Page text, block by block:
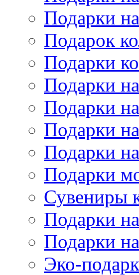
Подарки
Подарок
Подарки
Подарки
Подарки
Подарки
Подарки
Подарки
Сувениры
Подарки
Подарки
Эко-